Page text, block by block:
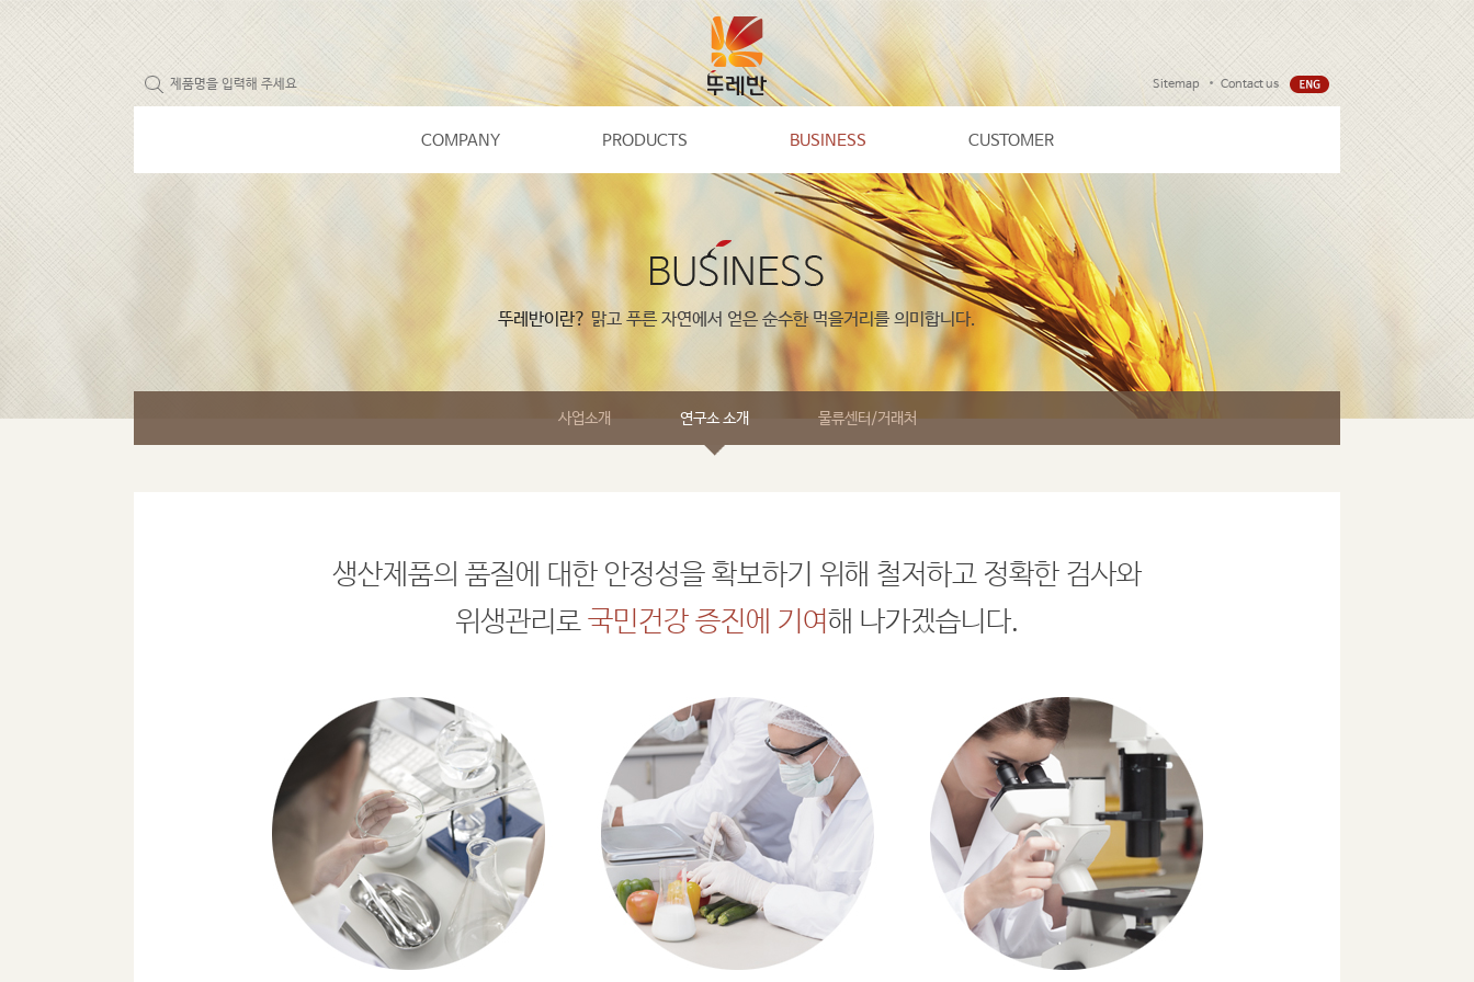
Sitemap Contact us
COMPANY PRODUCTS BUSINESS CUSTOMER
뚜레반이란? 맑고 푸른 자연에서 얻은 순수한 먹을거리를 의미합니다.
사업소개 연구소 소개 물류센터/거래처
생산제품의 품질에 대한 안정성을 확보하기 위해 철저하고 정확한 검사와
위생관리로 국민건강 증진에 기여해 나가겠습니다.